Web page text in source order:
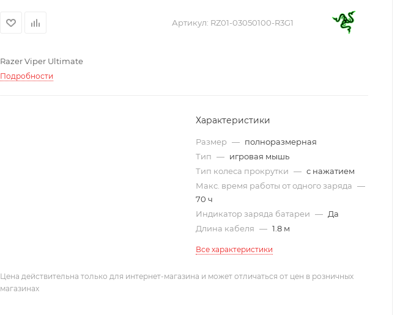
Артикул: RZ01-03050100-R3G1
Razer Viper Ultimate
Подробности
Характеристики
Размер — полноразмерная
Тип — игровая мышь
Тип колеса прокрутки — с нажатием
Макс. время работы от одного заряда —
70 ч
Индикатор заряда батареи — Да
Длина кабеля — 1.8 м
Все характеристики
Цена действительна только для интернет-магазина и может отличаться от цен в розничных
магазинах